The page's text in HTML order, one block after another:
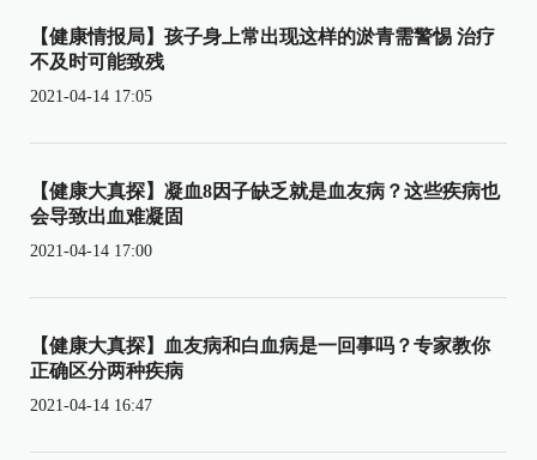
【健康情报局】孩子身上常出现这样的淤青需警惕 治疗
不及时可能致残
2021-04-14 17:05
【健康大真探】凝血8因子缺乏就是血友病？这些疾病也
会导致出血难凝固
2021-04-14 17:00
【健康大真探】血友病和白血病是一回事吗？专家教你
正确区分两种疾病
2021-04-14 16:47